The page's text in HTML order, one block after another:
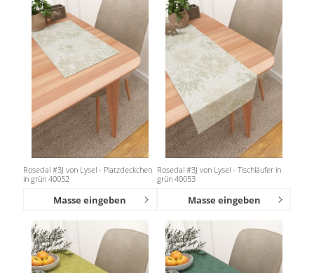
Rosedal #3J von Lysel - Platzdeckchen
in grün 40052
Masse eingeben
Rosedal #3J von Lysel - Tischläufer in
grün 40053
Masse eingeben